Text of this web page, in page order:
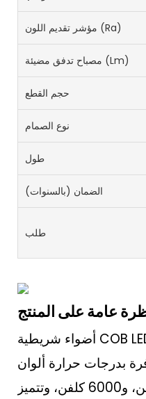
مؤشر تقديم اللون (Ra)
مصباح تدفق مضيئة (lm)
حجم القطع
نوع الصمام
طول
الضمان (بالسنوات)
طلب
عامة على المنتج
أضواء شريطية COB LED عالية الأداء 110
متوفرة بدرجات حرارة ألوان
3000 كلفن، و4000 كلفن، و6000 كلفن، وتتميز